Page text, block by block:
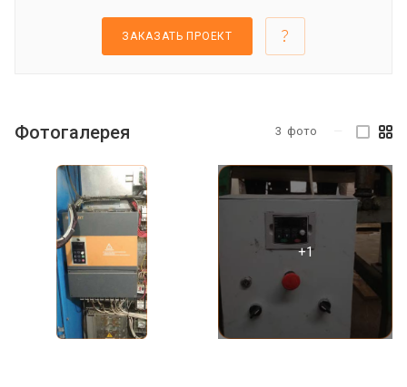
ЗАКАЗАТЬ ПРОЕКТ
Фотогалерея 3 фото